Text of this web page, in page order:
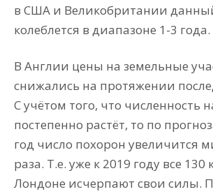
в США и Великобритании
колеблется в диапазоне 1-3 года.
В Англии цены на земельные
снижались на протяжении
С учётом того, что численность
постепенно растёт, то по
год число похорон увеличится
раза. Т.е. уже к 2019 году все
Лондоне исчерпают свои силы.